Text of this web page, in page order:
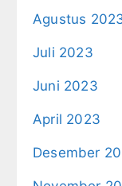
Agustus
Juli 2023
Juni 2023
April 2023
Desember